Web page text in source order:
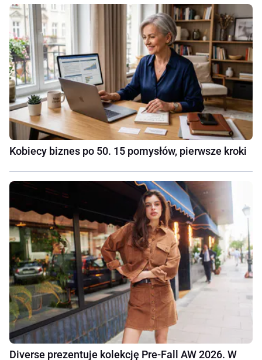
Kobiecy biznes po 50. 15 pomysłów, pierwsze kroki
Diverse prezentuje kolekcję Pre-Fall AW 2026. W